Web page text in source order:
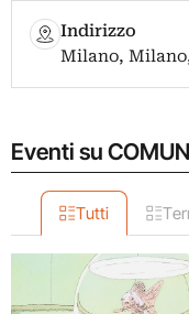
Indirizzo
Milano,
Eventi su
Tutti